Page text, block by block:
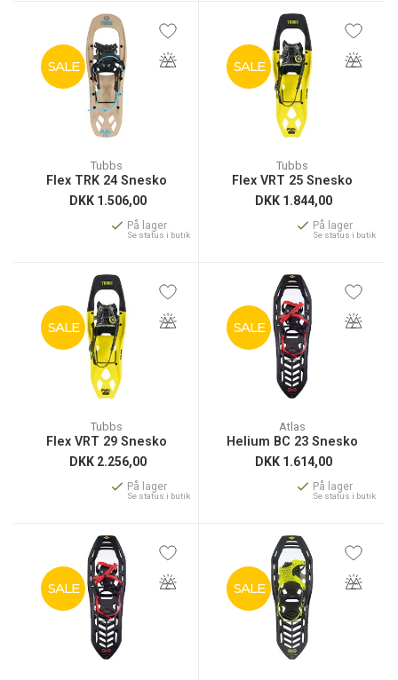
SALE
Tubbs
Flex TRK 24 Snesko
DKK 1.506,00
På lager
Se status i butik
SALE
Tubbs
Flex VRT 25 Snesko
DKK 1.844,00
På lager
Se status i butik
SALE
Tubbs
Flex VRT 29 Snesko
DKK 2.256,00
På lager
Se status i butik
SALE
Atlas
Helium BC 23 Snesko
DKK 1.614,00
På lager
Se status i butik
SALE SALE